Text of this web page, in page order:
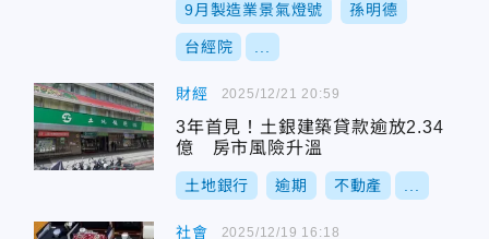
9月製造業景氣燈號 孫明德
台經院
財經
3年首見！土銀建築貸款逾放2.34
億 房市風險升溫
土地銀行 逾期 不動產
2025/12/21 20:59
社會 2025/12/19 16:18